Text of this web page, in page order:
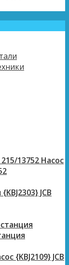
Насос
{KBJ2303} JCB
{KBJ2109} JCB